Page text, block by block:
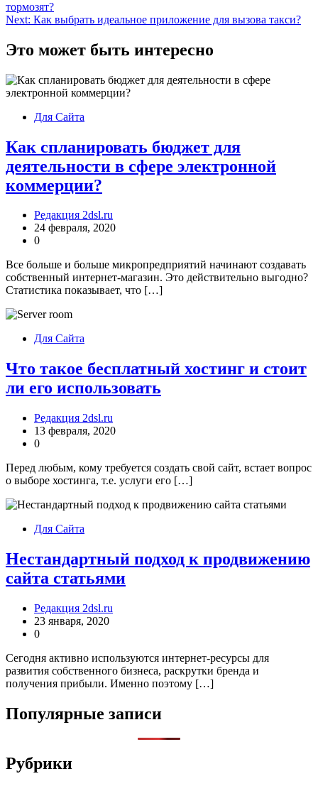
по
тормозят?
Next: Как выбрать идеальное приложение для вызова такси?
Это может быть интересно
Для Сайта
Как спланировать бюджет для
деятельности в сфере электронной
коммерции?
Редакция 2dsl.ru
24 февраля, 2020
0
Все больше и больше микропредприятий начинают создавать
собственный интернет-магазин. Это действительно выгодно?
Статистика показывает, что […]
Для Сайта
Что такое бесплатный хостинг и стоит
ли его использовать
Редакция 2dsl.ru
13 февраля, 2020
0
Перед любым, кому требуется создать свой сайт, встает вопрос
о выборе хостинга, т.е. услуги его […]
Для Сайта
Нестандартный подход к продвижению
сайта статьями
Редакция 2dsl.ru
23 января, 2020
0
Сегодня активно используются интернет-ресурсы для
развития собственного бизнеса, раскрутки бренда и
получения прибыли. Именно поэтому […]
Популярные записи
Рубрики